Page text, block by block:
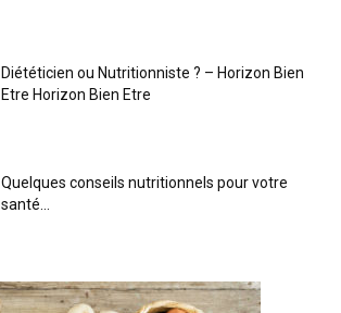
Diététicien ou Nutritionniste ? – Horizon Bien
Etre Horizon Bien Etre
Quelques conseils nutritionnels pour votre
santé…